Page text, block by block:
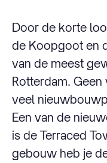
Door de korte
de Koopgoot en
van de meest
Rotterdam.
veel
Een van de
is de Terraced
gebouw heb je